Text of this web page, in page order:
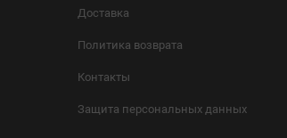
Доставка
Политика возврата
Контакты
Защита персональных данных